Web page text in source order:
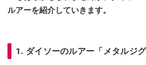
ルアーを紹介していきます。
1. ダイソーのルアー「メタルジグ